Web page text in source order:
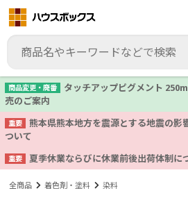
商品変更・廃番
タッチアップピグメント
売のご案内
重要
熊本県熊本地方を震源とする地震の影
ついて
重要 夏季休業ならびに休業前後出荷体制に
全商品 着色剤・塗料 染料